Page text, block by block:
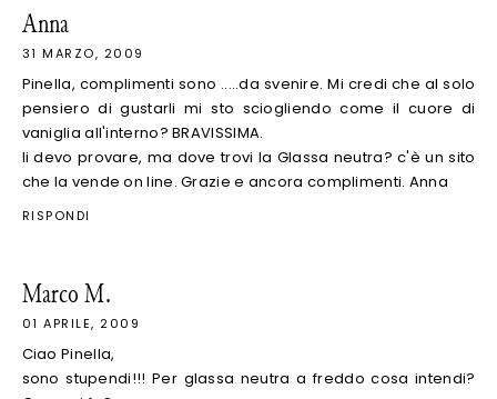
Anna
31 MARZO, 2009
Pinella, complimenti sono .....da svenire. Mi credi che al solo
pensiero di gustarli mi sto sciogliendo come il cuore di
vaniglia all'interno? BRAVISSIMA.
li devo provare, ma dove trovi la Glassa neutra? c'è un sito
che la vende on line. Grazie e ancora complimenti. Anna
RISPONDI
Marco M.
01 APRILE, 2009
Ciao Pinella,
sono stupendi!!! Per glassa neutra a freddo cosa intendi?